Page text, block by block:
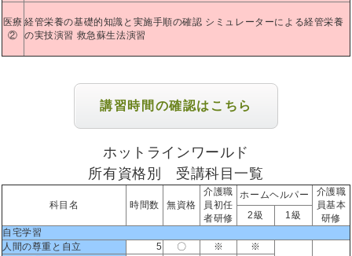
医療
②
経管栄養の基礎的知識と実施手順の確認 シミュレーターによる経管栄養
の実技演習 救急蘇生法演習
講習時間の確認はこちら
ホットラインワールド
所有資格別 受講科目一覧
科目名 時間数 無資格
介護職
員初任
者研修
ホームヘルパー
介護職
員基本
研修
2級
1級
自宅学習
人間の尊重と自立
5 〇 ※ ※